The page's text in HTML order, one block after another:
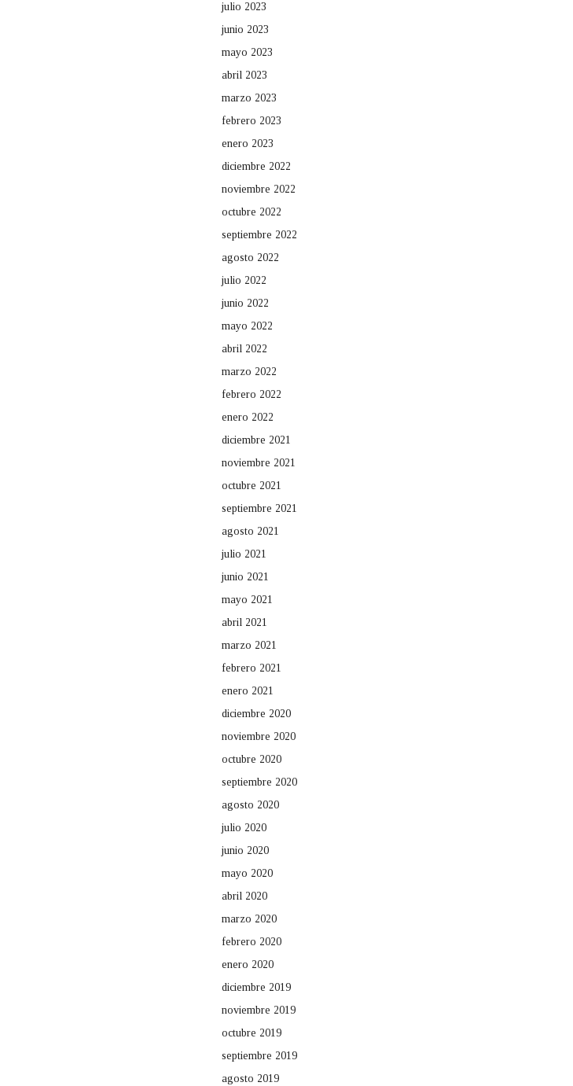
julio 2023
junio 2023
mayo 2023
abril 2023
marzo 2023
febrero 2023
enero 2023
diciembre 2022
noviembre 2022
octubre 2022
septiembre 2022
agosto 2022
julio 2022
junio 2022
mayo 2022
abril 2022
marzo 2022
febrero 2022
enero 2022
diciembre 2021
noviembre 2021
octubre 2021
septiembre 2021
agosto 2021
julio 2021
junio 2021
mayo 2021
abril 2021
marzo 2021
febrero 2021
enero 2021
diciembre 2020
noviembre 2020
octubre 2020
septiembre 2020
agosto 2020
julio 2020
junio 2020
mayo 2020
abril 2020
marzo 2020
febrero 2020
enero 2020
diciembre 2019
noviembre 2019
octubre 2019
septiembre 2019
agosto 2019